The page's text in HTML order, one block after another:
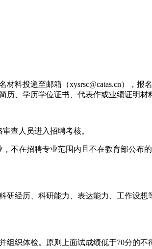
料投递至邮箱（xysrsc@catas.cn），
、学历学位证书、代表作或业绩证明材
查人员进入招聘考核。
不在招聘专业范围内且不在教育部公
研经历、科研能力、表达能力、工作设
织体检。原则上面试成绩低于70分的